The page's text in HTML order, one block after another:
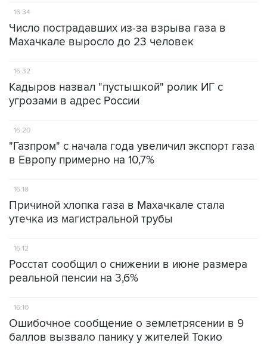
16:34
Число пострадавших из-за взрыва газа в
Махачкале выросло до 23 человек
16:32
Кадыров назвал "пустышкой" ролик ИГ с
угрозами в адрес России
16:20
"Газпром" с начала года увеличил экспорт газа
в Европу примерно на 10,7%
16:18
Причиной хлопка газа в Махачкале стала
утечка из магистральной трубы
16:12
Росстат сообщил о снижении в июне размера
реальной пенсии на 3,6%
16:10
Ошибочное сообщение о землетрясении в 9
баллов вызвало панику у жителей Токио